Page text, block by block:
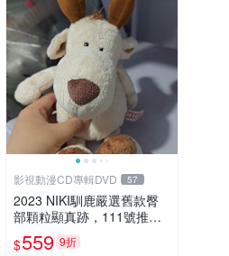
影視動漫CD專輯DVD 57
2023 NIKI馴鹿嚴選舊款臀
部顆粒顯真跡，111號推薦
珍藏品 馴鹿 舊款 尾巴顆粒
$559 9折